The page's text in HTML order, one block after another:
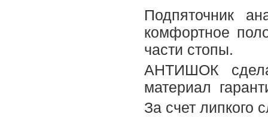
Подпяточник
комфортное
части стопы.
АНТИШОК
материал
За счет